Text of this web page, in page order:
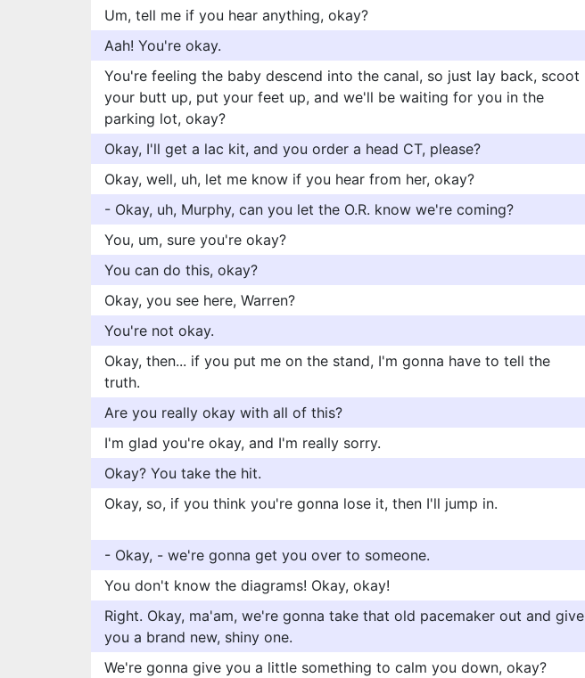
Um, tell me if you hear anything, okay?
Aah! You're okay.
You're feeling the baby descend into the canal, so just lay back, scoot
your butt up, put your feet up, and we'll be waiting for you in the
parking lot, okay?
Okay, I'll get a lac kit, and you order a head CT, please?
Okay, well, uh, let me know if you hear from her, okay?
- Okay, uh, Murphy, can you let the O.R. know we're coming?
You, um, sure you're okay?
You can do this, okay?
Okay, you see here, Warren?
You're not okay.
Okay, then... if you put me on the stand, I'm gonna have to tell the
truth.
Are you really okay with all of this?
I'm glad you're okay, and I'm really sorry.
Okay? You take the hit.
Okay, so, if you think you're gonna lose it, then I'll jump in.
- Okay, - we're gonna get you over to someone.
You don't know the diagrams! Okay, okay!
Right. Okay, ma'am, we're gonna take that old pacemaker out and give
you a brand new, shiny one.
We're gonna give you a little something to calm you down, okay?